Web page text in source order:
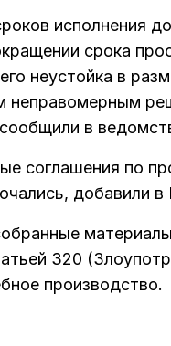
исполнения
срока
неустойка в
в
соглашения по
добавили в
320
производство.